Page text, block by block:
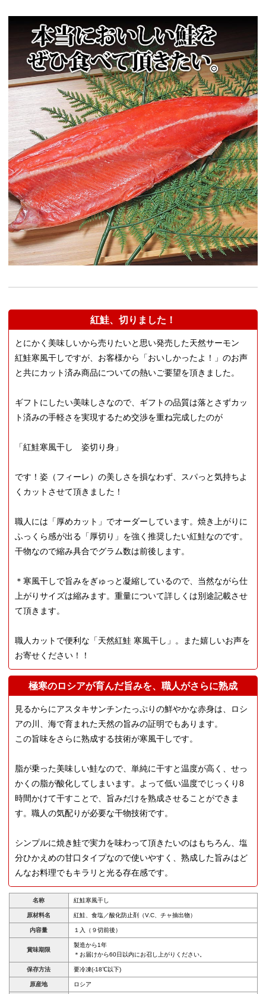
紅鮭、切りました！
とにかく美味しいから売りたいと思い発売した天然サーモン
紅鮭寒風干しですが、お客様から「おいしかったよ！」のお声
と共にカット済み商品についての熱いご要望を頂きました。
ギフトにしたい美味しさなので、ギフトの品質は落とさずカッ
ト済みの手軽さを実現するため交渉を重ね完成したのが
「紅鮭寒風干し 姿切り身」
です！姿（フィーレ）の美しさを損なわず、スパっと気持ちよ
くカットさせて頂きました！
職人には「厚めカット」でオーダーしています。焼き上がりに
ふっくら感が出る「厚切り」を強く推奨したい紅鮭なのです。
干物なので縮み具合でグラム数は前後します。
＊寒風干しで旨みをぎゅっと凝縮しているので、当然ながら仕
上がりサイズは縮みます。重量について詳しくは別途記載させ
て頂きます。
職人カットで便利な「天然紅鮭 寒風干し」。また嬉しいお声を
お寄せください！！
極寒のロシアが育んだ旨みを、職人がさらに熟成
見るからにアスタキサンチンたっぷりの鮮やかな赤身は、ロシ
アの川、海で育まれた天然の旨みの証明でもあります。
この旨味をさらに熟成する技術が寒風干しです。
脂が乗った美味しい鮭なので、単純に干すと温度が高く、せっ
かくの脂が酸化してしまいます。よって低い温度でじっくり8
時間かけて干すことで、旨みだけを熟成させることができま
す。職人の気配りが必要な干物技術です。
シンプルに焼き鮭で実力を味わって頂きたいのはもちろん、塩
分ひかえめの甘口タイプなので使いやすく、熟成した旨みはど
んなお料理でもキラリと光る存在感です。
名称 紅鮭寒風干し
原材料名 紅鮭、食塩／酸化防止剤（V.C、チャ抽出物）
内容量 １入（９切前後）
賞味期限
製造から1年
＊お届けから60日以内にお召し上がりください。
保存方法 要冷凍(-18℃以下)
原産地 ロシア